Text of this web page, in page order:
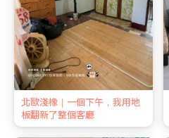
北歐淺橡｜一個下午，我用地
板翻新了整個客廳